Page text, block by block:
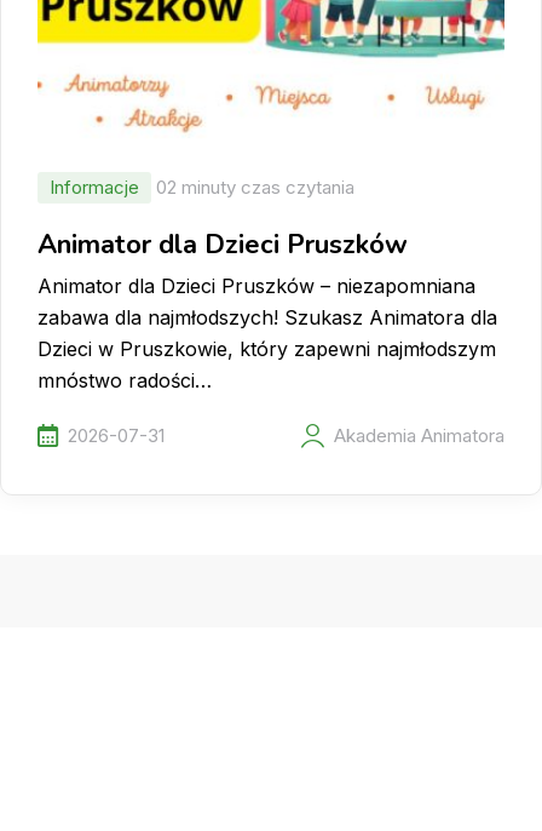
Informacje 02 minuty czas czytania
Animator dla Dzieci Pruszków
Animator dla Dzieci Pruszków – niezapomniana
zabawa dla najmłodszych! Szukasz Animatora dla
Dzieci w Pruszkowie, który zapewni najmłodszym
mnóstwo radości…
2026-07-31 Akademia Animatora